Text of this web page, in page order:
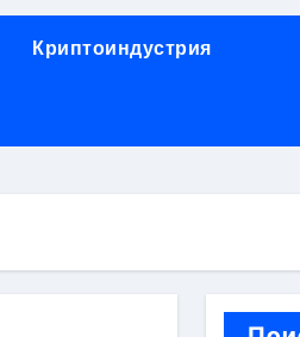
компонентов
и сценарии
предприятиях
Криптоиндустрия